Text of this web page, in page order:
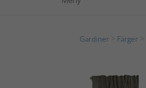
Gardiner Färger